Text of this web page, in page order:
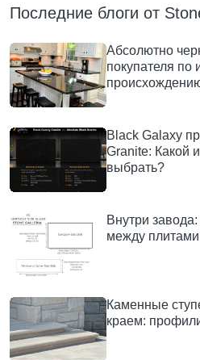
Последние блоги от
Абсолютно
покупателя по
Black Galaxy
Granite: Какой
выбрать?
Внутри
между
Каменные
краем: